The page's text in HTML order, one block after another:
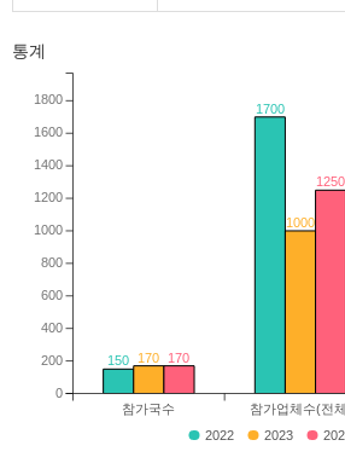
통계
150
1700
170
1000
170
1250
참가국수 참가업체수(전
0
200
400
600
800
1000
1200
1400
1600
1800
2022 2023